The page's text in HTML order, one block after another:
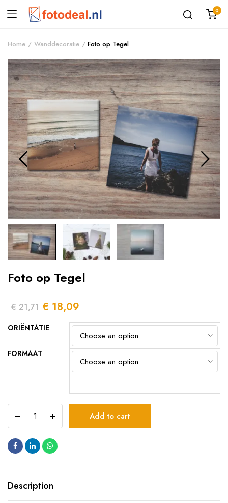
0
Home Wanddecoratie Foto op Tegel
Foto op Tegel
€21,71 € 18,09
ORIËNTATIE
FORMAAT
Tegel
quantity
Add to cart
Description